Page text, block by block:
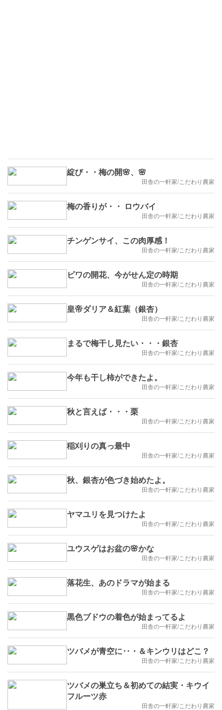
綻び・・梅の開🌸、🌸
田舎の一軒家/こだわり農家
梅の香りが・・ ロウバイ
田舎の一軒家/こだわり農家
チンゲンサイ、この肉厚感！
田舎の一軒家/こだわり農家
ビワの開花、今がせん定の時期
田舎の一軒家/こだわり農家
皇帝ダリア＆紅葉（銀杏）
田舎の一軒家/こだわり農家
まるで梅干し見たい・・・銀杏
田舎の一軒家/こだわり農家
今年も干し柿ができたよ。
田舎の一軒家/こだわり農家
秋と言えば・・・栗
田舎の一軒家/こだわり農家
稲刈りの真っ最中
田舎の一軒家/こだわり農家
秋、銀杏が色づき始めたよ。
田舎の一軒家/こだわり農家
ヤマユリを見つけたよ
田舎の一軒家/こだわり農家
ユウスゲはお盆の🌸かな
田舎の一軒家/こだわり農家
落花生、あのドラマが始まる
田舎の一軒家/こだわり農家
黒色ブドウの着色が始まってるよ
田舎の一軒家/こだわり農家
ツバメが青空に‥・＆キンウリはどこ？
田舎の一軒家/こだわり農家
ツバメの巣立ち＆初めての結実・キウイ
フルーツ赤
田舎の一軒家/こだわり農家